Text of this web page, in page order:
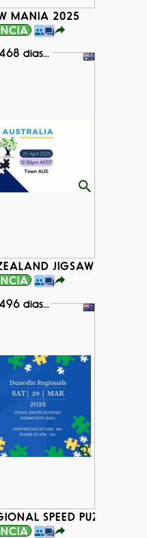
MANIA 2025
dias...
JIGSAW PUZZLE
dias...
SPEED PUZZLING